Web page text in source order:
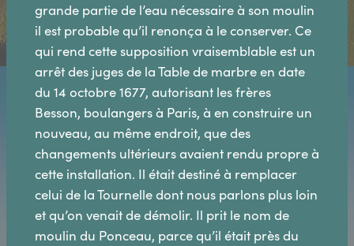
grande partie de l’eau nécessaire à son moulin
il est probable qu’il renonça à le conserver. Ce
qui rend cette supposition vraisemblable est un
arrêt des juges de la Table de marbre en date
du 14 octobre 1677, autorisant les frères
Besson, boulangers à Paris, à en construire un
nouveau, au même endroit, que des
changements ultérieurs avaient rendu propre à
cette installation. Il était destiné à remplacer
celui de la Tournelle dont nous parlons plus loin
et qu’on venait de démolir. Il prit le nom de
moulin du Ponceau, parce qu’il était près du